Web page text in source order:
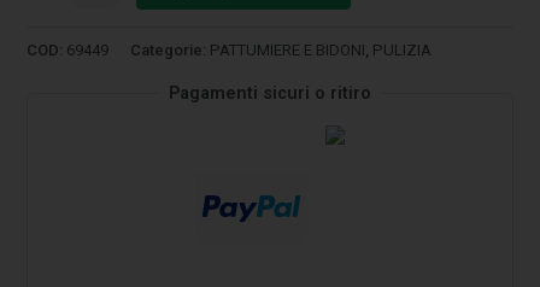
COD: 69449 Categorie: PATTUMIERE E BIDONI PULIZIA
Pagamenti sicuri o ritiro